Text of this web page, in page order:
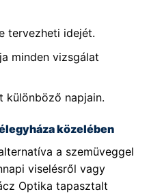
tervezheti idejét.
minden vizsgálat
különböző napjain.
közelében
a szemüveggel
viselésről vagy
Optika tapasztalt